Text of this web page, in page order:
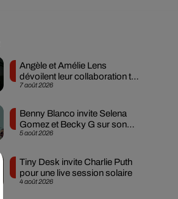
7 août 2026
Angèle et Amélie Lens
dévoilent leur collaboration tant
attendue
5 août 2026
Benny Blanco invite Selena
Gomez et Becky G sur son
nouveau single
4 août 2026
Tiny Desk invite Charlie Puth
pour une live session solaire